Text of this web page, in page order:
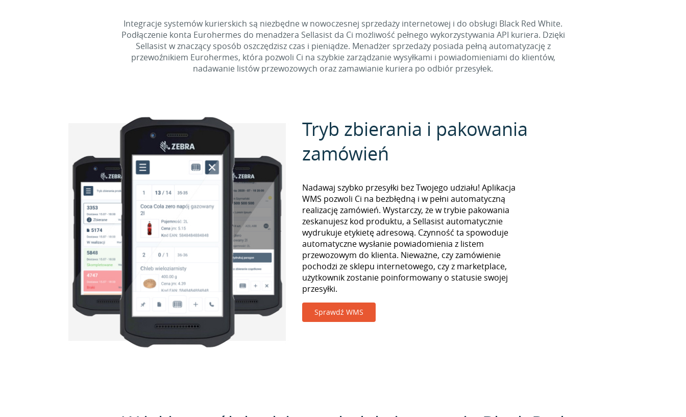
Integracje systemów kurierskich są niezbędne w nowoczesnej sprzedaży internetowej i do obsługi Black Red White.
Podłączenie konta Eurohermes do menadżera Sellasist da Ci możliwość pełnego wykorzystywania API kuriera. Dzięki
Sellasist w znaczący sposób oszczędzisz czas i pieniądze. Menadżer sprzedaży posiada pełną automatyzację z
przewoźnikiem Eurohermes, która pozwoli Ci na szybkie zarządzanie wysyłkami i powiadomieniami do klientów,
nadawanie listów przewozowych oraz zamawianie kuriera po odbiór przesyłek.
Tryb zbierania i pakowania
zamówień
Nadawaj szybko przesyłki bez Twojego udziału! Aplikacja
WMS pozwoli Ci na bezbłędną i w pełni automatyczną
realizację zamówień. Wystarczy, że w trybie pakowania
zeskanujesz kod produktu, a Sellasist automatycznie
wydrukuje etykietę adresową. Czynność ta spowoduje
automatyczne wysłanie powiadomienia z listem
przewozowym do klienta. Nieważne, czy zamówienie
pochodzi ze sklepu internetowego, czy z marketplace,
użytkownik zostanie poinformowany o statusie swojej
przesyłki.
Sprawdź WMS